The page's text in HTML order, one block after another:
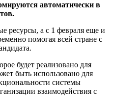
автоматически в
ресурсы, а с 1 февраля еще и
помогая всей стране с
будет реализовано для
быть использовано для
системы
взаимодействия с